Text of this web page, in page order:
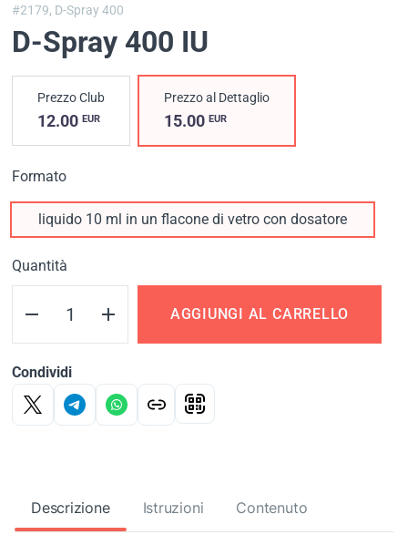
#2179, D-Spray 400
D-Spray 400 IU
Prezzo Club
12.00 EUR
Prezzo al Dettaglio
15.00EUR
Formato
liquido 10 ml in un flacone di vetro con dosatore
Quantità
AGGIUNGI AL CARRELLO
Condividi
Descrizione Istruzioni Contenuto